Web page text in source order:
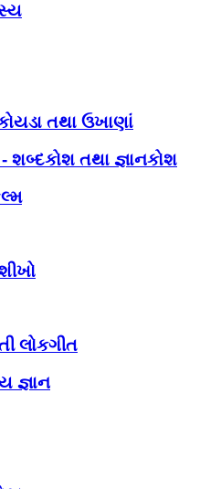
તથા ઉખાણાં
તથા જ્ઞાનકોશ
લોકગીત
જ્ઞાન